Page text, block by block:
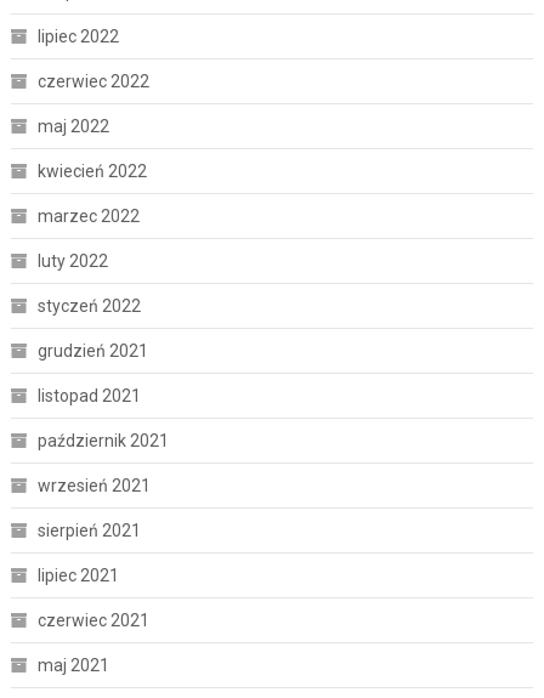
lipiec 2022
czerwiec 2022
maj 2022
kwiecień 2022
marzec 2022
luty 2022
styczeń 2022
grudzień 2021
listopad 2021
październik 2021
wrzesień 2021
sierpień 2021
lipiec 2021
czerwiec 2021
maj 2021